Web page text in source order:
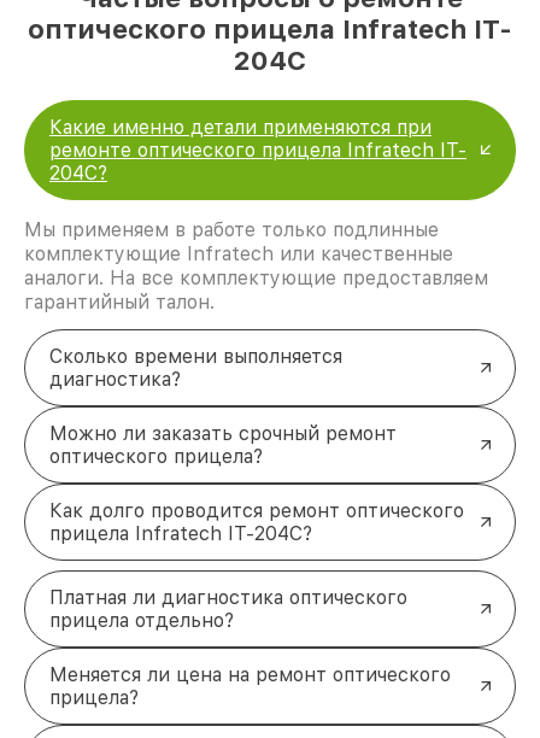
оптического прицела Infratech IT-
204C
Какие именно детали применяются при
ремонте оптического прицела Infratech IT-
204C?
Мы применяем в работе только подлинные
комплектующие Infratech или качественные
аналоги. На все комплектующие предоставляем
гарантийный талон.
Сколько времени выполняется
диагностика?
Можно ли заказать срочный ремонт
оптического прицела?
Как долго проводится ремонт оптического
прицела Infratech IT-204C?
Платная ли диагностика оптического
прицела отдельно?
Меняется ли цена на ремонт оптического
прицела?